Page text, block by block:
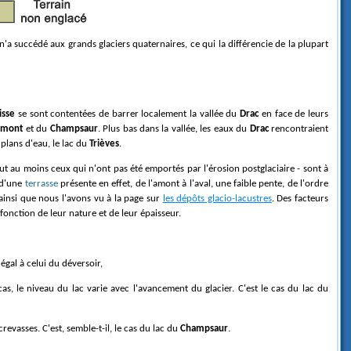
succédé aux grands glaciers quaternaires, ce qui la différencie de la plupart
se sont contentées de barrer localement la vallée du Dracen face de leurs
et du Champsaur. Plus bas dans la vallée, les eaux du Dracrencontraient
d'eau, le lac du Trièves.
au moins ceux qui n'ont pas été emportés par l'érosion postglaciaire - sont à
terrasseprésente en effet, de l'amont à l'aval, une faible pente, de l'ordre
que nous l'avons vu à la page sur les dépôts glacio-lacustres. Des facteurs
de leur nature et de leur épaisseur.
à celui du déversoir,
le niveau du lac varie avec l'avancement du glacier. C'est le cas du lac du
C'est, semble-t-il, le cas du lac du Champsaur.